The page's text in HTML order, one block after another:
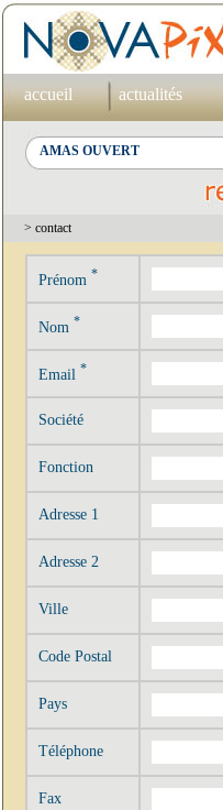
accueil actualités
> contact
Prénom *
Nom *
Email *
Société
Fonction
Adresse 1
Adresse 2
Ville
Code Postal
Pays
Téléphone
Fax